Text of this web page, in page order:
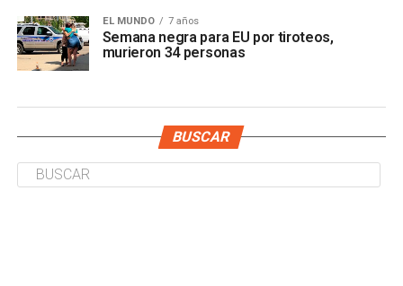
EL MUNDO 7 años
Semana negra para EU por tiroteos,
murieron 34 personas
BUSCAR